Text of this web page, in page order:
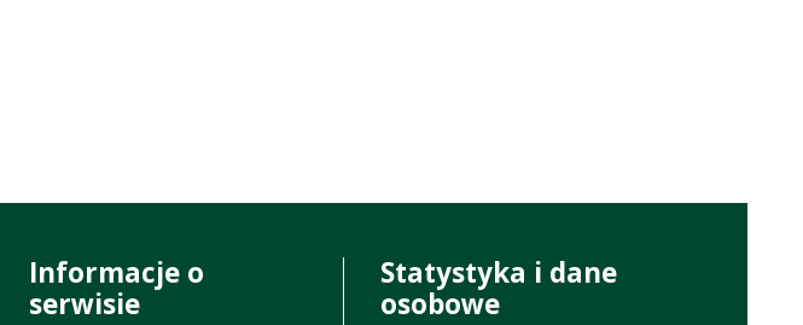
Informacje o
serwisie
Statystyka i dane
osobowe